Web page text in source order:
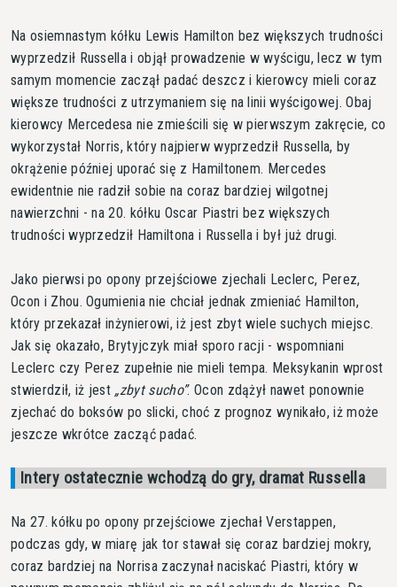
Na osiemnastym kółku Lewis Hamilton bez większych trudności
wyprzedził Russella i objął prowadzenie w wyścigu, lecz w tym
samym momencie zaczął padać deszcz i kierowcy mieli coraz
większe trudności z utrzymaniem się na linii wyścigowej. Obaj
kierowcy Mercedesa nie zmieścili się w pierwszym zakręcie, co
wykorzystał Norris, który najpierw wyprzedził Russella, by
okrążenie później uporać się z Hamiltonem. Mercedes
ewidentnie nie radził sobie na coraz bardziej wilgotnej
nawierzchni - na 20. kółku Oscar Piastri bez większych
trudności wyprzedził Hamiltona i Russella i był już drugi.
Jako pierwsi po opony przejściowe zjechali Leclerc, Perez,
Ocon i Zhou. Ogumienia nie chciał jednak zmieniać Hamilton,
który przekazał inżynierowi, iż jest zbyt wiele suchych miejsc.
Jak się okazało, Brytyjczyk miał sporo racji - wspomniani
Leclerc czy Perez zupełnie nie mieli tempa. Meksykanin wprost
stwierdził, iż jest zbyt sucho . Ocon zdążył nawet ponownie
zjechać do boksów po slicki, choć z prognoz wynikało, iż może
jeszcze wkrótce zacząć padać.
Intery ostatecznie wchodzą do gry, dramat Russella
Na 27. kółku po opony przejściowe zjechał Verstappen,
podczas gdy, w miarę jak tor stawał się coraz bardziej mokry,
coraz bardziej na Norrisa zaczynał naciskać Piastri, który w